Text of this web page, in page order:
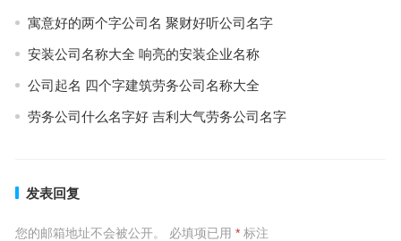
寓意好的两个字公司名 聚财好听公司名字
安装公司名称大全 响亮的安装企业名称
公司起名 四个字建筑劳务公司名称大全
劳务公司什么名字好 吉利大气劳务公司名字
发表回复
您的邮箱地址不会被公开。 必填项已用 *标注